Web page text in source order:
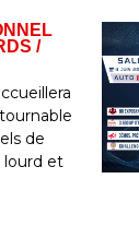
/
de
lourd et